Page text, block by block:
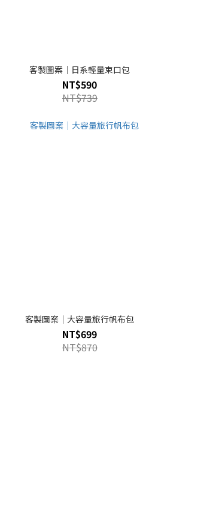
客製圖案｜日系輕量束口包
NT$590
NT$739
客製圖案｜大容量旅行帆布包
NT$699
NT$870